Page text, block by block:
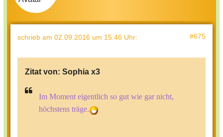
schrieb am 02.09.2016 um 15:46 Uhr: #675
Zitat von: Sophia x3
Im Moment eigentlich so gut wie gar nicht,
höchstens träge.